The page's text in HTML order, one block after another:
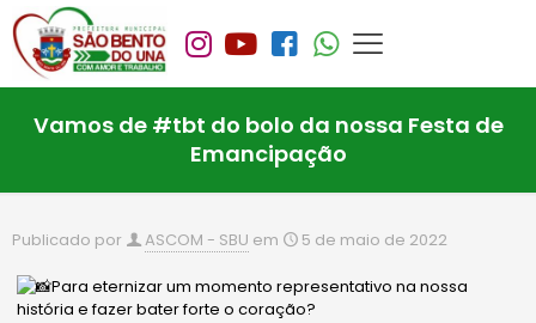
Vamos de #tbt do bolo da nossa Festa de
Emancipação
Publicado por ASCOM - SBU em 5 de maio de 2022
Para eternizar um momento representativo na nossa
história e fazer bater forte o coração?